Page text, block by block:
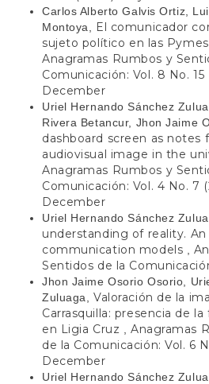
Carlos Alberto Galvis Ortiz,
Montoya,
El comunicador
sujeto político en las
Anagramas Rumbos y
Comunicación: Vol. 8 No.
December
Uriel Hernando Sánchez
Rivera Betancur, Jhon Jaime
dashboard screen as notes
audiovisual image in the
Anagramas Rumbos y
Comunicación: Vol. 4 No. 7
December
Uriel Hernando Sánchez
understanding of reality.
communication models
Sentidos de la
Jhon Jaime Osorio Osorio,
Zuluaga,Valoración de la
Carrasquilla: presencia de
en Ligia Cruz
Anagramas
de la Comunicación: Vol. 6
December
Uriel Hernando Sánchez